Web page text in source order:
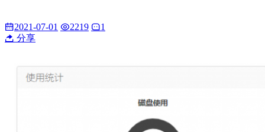
2021-07-01 2219
1
分享